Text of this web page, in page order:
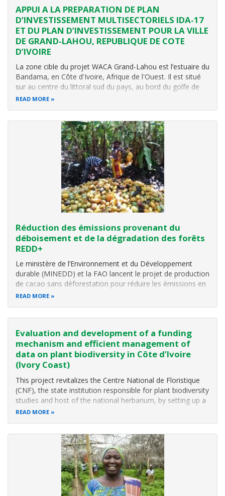
APPUI A LA PREPARATION DE PLAN
D’INVESTISSEMENT MULTISECTORIELS IDA-17
ET DU PLAN D’INVESTISSEMENT POUR LA VILLE
DE GRAND-LAHOU, REPUBLIQUE DE COTE
D’IVOIRE
La zone cible du projet WACA Grand-Lahou est l’estuaire du
Bandama, en Côte d'Ivoire, Afrique de l'Ouest. Il est situé
sur au centre du littoral sud du pays, au bord du golfe de
Guinée, à l'embouchure du fleuve Bandama. Il abrite le parc
READ MORE
Réduction des émissions provenant du
déboisement et de la dégradation des forêts
REDD+
Le ministère de l’Environnement et du Développement
durable (MINEDD) et la FAO lancent le projet de production
de cacao sans déforestation pour réduire les émissions en
Côte d’Ivoire
Le gouvernement ivoirien, par l’action combiné de plusieurs
ministères, dont le ministère de l’Environnement et
READ MORE
Evaluation and development of a funding
mechanism and efficient management of
data on plant biodiversity in Côte d’Ivoire
(Ivory Coast)
This project revitalizes the Centre National de Floristique
(CNF), the state institution responsible for plant biodiversity
studies and host of the national herbarium, by setting up a
mechanism for plant data management in Côte d’Ivoire.
READ MORE